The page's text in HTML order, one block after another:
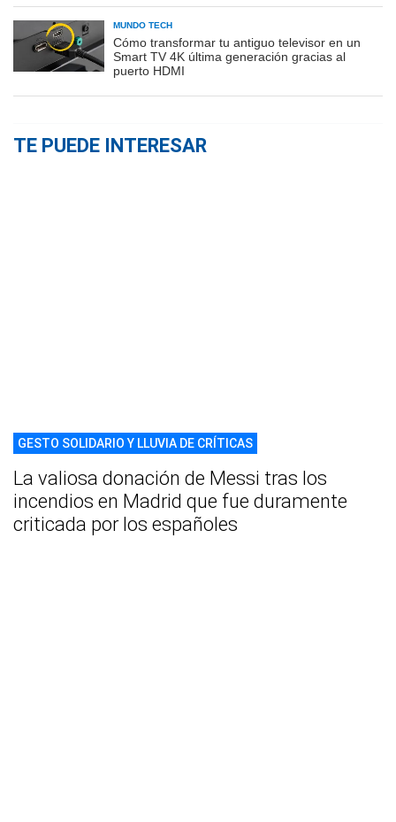
MUNDO TECH
Cómo transformar tu antiguo televisor en un
Smart TV 4K última generación gracias al
puerto HDMI
TE PUEDE INTERESAR
GESTO SOLIDARIO Y LLUVIA DE CRÍTICAS
La valiosa donación de Messi tras los
incendios en Madrid que fue duramente
criticada por los españoles